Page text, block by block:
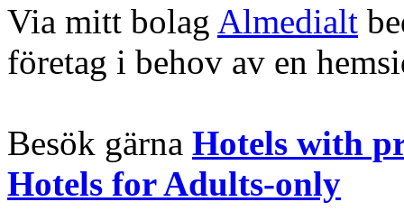
Via mitt bolag Almedialt
företag i behov av en
Besök gärna Hotels with
Hotels for Adults-only